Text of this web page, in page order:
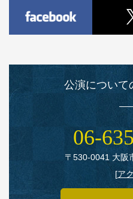
公演について
〒530‑0041 大阪
[ア